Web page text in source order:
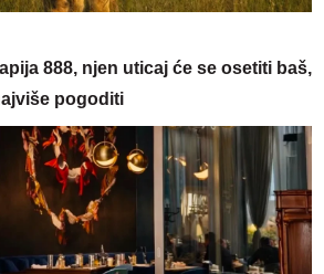
888, njen uticaj će se osetiti baš,
pogoditi